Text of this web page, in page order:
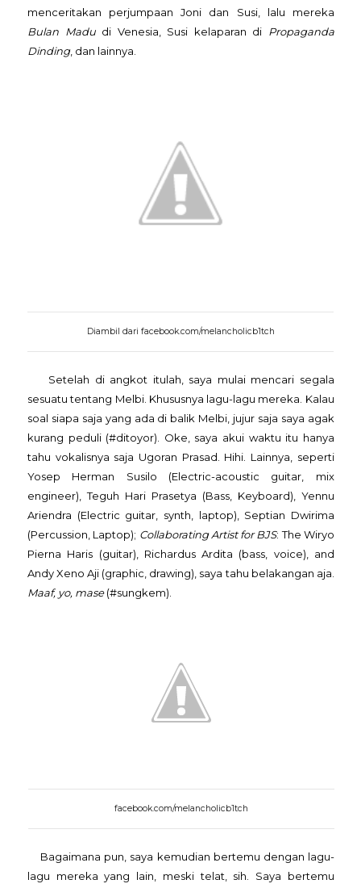
menceritakan perjumpaan Joni dan Susi, lalu mereka
Bulan Madudi Venesia, Susi kelaparan di Propaganda
Dinding, dan lainnya.
Diambil dari facebook.com/melancholicb1tch
Setelah di angkot itulah, saya mulai mencari segala
sesuatu tentang Melbi. Khususnya lagu-lagu mereka. Kalau
soal siapa saja yang ada di balik Melbi, jujur saja saya agak
kurang peduli (#ditoyor). Oke, saya akui waktu itu hanya
tahu vokalisnya saja Ugoran Prasad. Hihi. Lainnya, seperti
Yosep Herman Susilo (Electric-acoustic guitar, mix
engineer), Teguh Hari Prasetya (Bass, Keyboard), Yennu
Ariendra (Electric guitar, synth, laptop), Septian Dwirima
(Percussion, Laptop); Collaborating Artist for BJS: The Wiryo
Pierna Haris (guitar), Richardus Ardita (bass, voice), and
Andy Xeno Aji (graphic, drawing), saya tahu belakangan aja.
Maaf, yo, mase(#sungkem).
facebook.com/melancholicb1tch
Bagaimana pun, saya kemudian bertemu dengan lagu-
lagu mereka yang lain, meski telat, sih. Saya bertemu